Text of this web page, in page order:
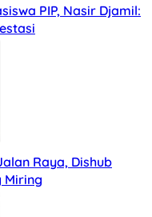
PIP, Nasir Djamil:
Raya, Dishub
Miring